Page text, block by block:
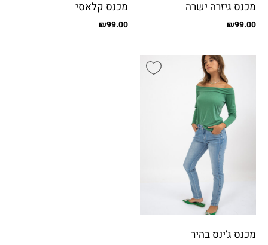
מכנס גיזרה ישרה
₪99.00
מכנס קלאסי
₪99.00
מכנס ג’ינס בהיר